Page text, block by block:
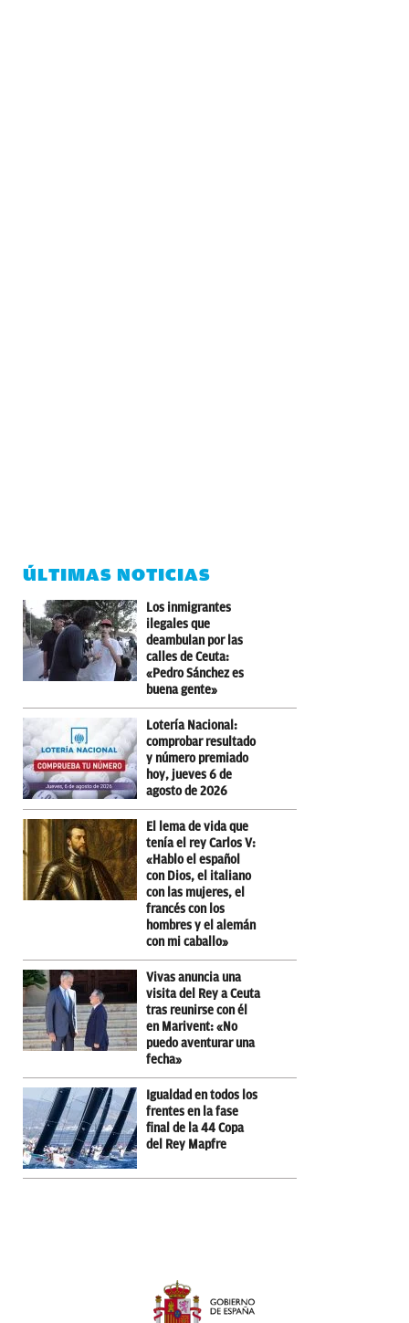
ÚLTIMAS NOTICIAS
Los inmigrantes
ilegales que
deambulan por las
calles de Ceuta:
«Pedro Sánchez es
buena gente»
Lotería Nacional:
comprobar resultado
y número premiado
hoy, jueves 6 de
agosto de 2026
El lema de vida que
tenía el rey Carlos V:
«Hablo el español
con Dios, el italiano
con las mujeres, el
francés con los
hombres y el alemán
con mi caballo»
Vivas anuncia una
visita del Rey a Ceuta
tras reunirse con él
en Marivent: «No
puedo aventurar una
fecha»
Igualdad en todos los
frentes en la fase
final de la 44 Copa
del Rey Mapfre